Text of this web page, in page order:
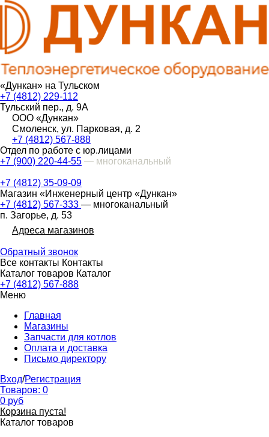
«Дункан» на Тульском
+7 (4812) 229-112
Тульский пер., д. 9А
ООО «Дункан»
Смоленск, ул. Парковая, д. 2
+7 (4812) 567-888
Отдел по работе с юр.лицами
+7 (900) 220-44-55 — многоканальный
+7 (4812) 35-09-09
Магазин «Инженерный центр «Дункан»
+7 (4812) 567-333 — многоканальный
п. Загорье, д. 53
Адреса магазинов
Обратный звонок
Все контакты Контакты
Каталог товаров Каталог
+7 (4812) 567-888
Меню
Главная
Магазины
Запчасти для котлов
Оплата и доставка
Письмо директору
Вход/Регистрация
Товаров: 0
0 руб
Корзина пуста!
Каталог товаров